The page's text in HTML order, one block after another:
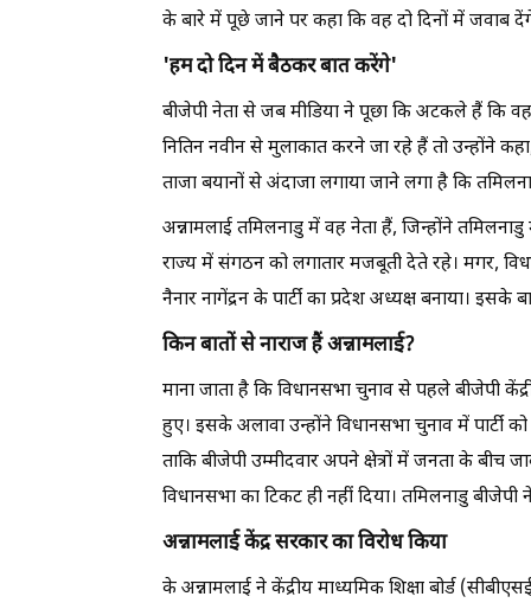
के बारे में पूछे जाने पर कहा कि वह दो दिनों में जवाब
'हम दो दिन में बैठकर बात करेंगे'
बीजेपी नेता से जब मीडिया ने पूछा कि अटकले हैं कि वह
नितिन नवीन से मुलाकात करने जा रहे हैं तो उन्होंने
ताजा बयानों से अंदाजा लगाया जाने लगा है कि
अन्नामलाई तमिलनाडु में वह नेता हैं, जिन्होंने तमिलनाडु
राज्य में संगठन को लगातार मजबूती देते रहे। मगर,
नैनार नागेंद्रन के पार्टी का प्रदेश अध्यक्ष बनाया।
किन बातों से नाराज हैं अन्नामलाई?
माना जाता है कि विधानसभा चुनाव से पहले बीजेपी
हुए। इसके अलावा उन्होंने विधानसभा चुनाव में पार्टी
ताकि बीजेपी उम्मीदवार अपने क्षेत्रों में जनता के
विधानसभा का टिकट ही नहीं दिया। तमिलनाडु
अन्नामलाई केंद्र सरकार का विरोध किया
के अन्नामलाई ने केंद्रीय माध्यमिक शिक्षा बोर्ड